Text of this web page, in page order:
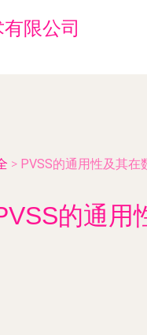
限公司
> PVSS的通用性及其在
的通用